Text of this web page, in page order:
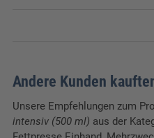
Andere Kunden
Unsere Empfehlungen zum
intensiv (500 ml) aus der